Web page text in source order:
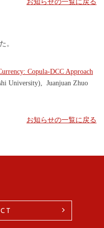
お知らせの一覧に戻る
。
Copula-DCC Approach
University), Juanjuan Zhuo
お知らせの一覧に戻る